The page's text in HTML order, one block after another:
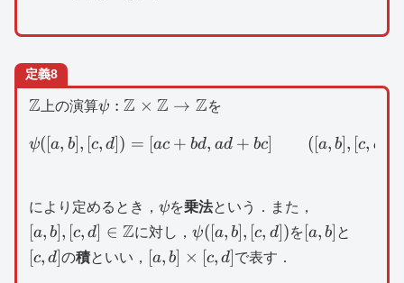
定義8
\mathbb{Z}
Z 上の演算\psi
\mathbb{Z}\to
ψ : Z × Z → Zを
\psi
ψ([a, b], [c, d]) = [ac + bd, ad + bc] ([a, b], [c, d
により定めるとき， \psi
ψを乗法という．また，
[a, b], [c, d] ∈ Zに対し，\psi
([a,b],
[c,d])
ψ([a, b], [c, d])を[a,b]
[a, b] と
[c, d]の積といい， [a,b]\times
[a, b] × [c, d]で表す．